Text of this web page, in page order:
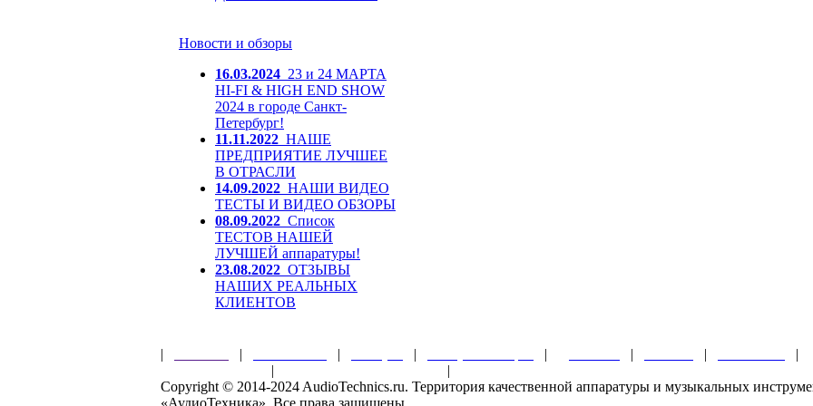
Новости и обзоры
16.03.2024 23 и 24 МАРТА
HI-FI & HIGH END SHOW
2024 в городе Санкт-
Петербург!
11.11.2022 НАШЕ
ПРЕДПРИЯТИЕ ЛУЧШЕЕ
В ОТРАСЛИ
14.09.2022 НАШИ ВИДЕО
ТЕСТЫ И ВИДЕО ОБЗОРЫ
08.09.2022 Список
ТЕСТОВ НАШЕЙ
ЛУЧШЕЙ аппаратуры!
23.08.2022 ОТЗЫВЫ
НАШИХ РЕАЛЬНЫХ
КЛИЕНТОВ
| | | | | | |
|
|
|
Copyright © 2014-2024 AudioTechnics.ru. Территория качественной аппаратуры и музыкальных
«АудиоТехника». Все права защищены.